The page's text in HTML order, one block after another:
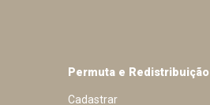
Permuta e Redistribuição
Cadastrar